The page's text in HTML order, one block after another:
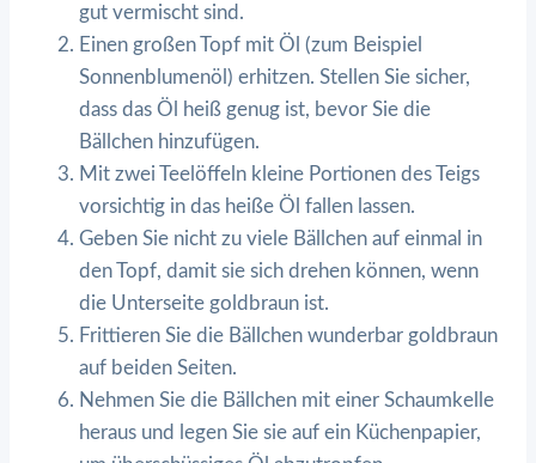
gut vermischt sind.
Einen großen Topf mit Öl (zum Beispiel
Sonnenblumenöl) erhitzen. Stellen Sie sicher,
dass das Öl heiß genug ist, bevor Sie die
Bällchen hinzufügen.
Mit zwei Teelöffeln kleine Portionen des Teigs
vorsichtig in das heiße Öl fallen lassen.
Geben Sie nicht zu viele Bällchen auf einmal in
den Topf, damit sie sich drehen können, wenn
die Unterseite goldbraun ist.
Frittieren Sie die Bällchen wunderbar goldbraun
auf beiden Seiten.
Nehmen Sie die Bällchen mit einer Schaumkelle
heraus und legen Sie sie auf ein Küchenpapier,